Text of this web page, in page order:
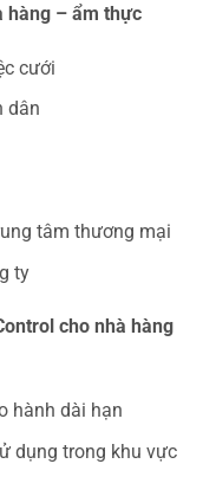
hàng – ẩm thực
cưới
dân
tâm thương mại
ty
cho nhà hàng
hành dài hạn
dụng trong khu vực